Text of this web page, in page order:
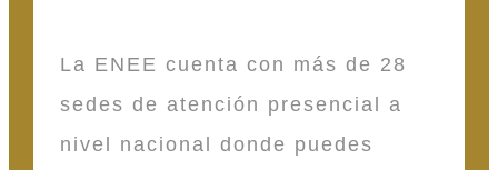
La ENEE cuenta con más de 28
sedes de atención presencial a
nivel nacional donde puedes